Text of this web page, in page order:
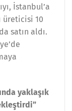
İstanbul’a
üreticisi 10
satın aldı.
yaklaşık